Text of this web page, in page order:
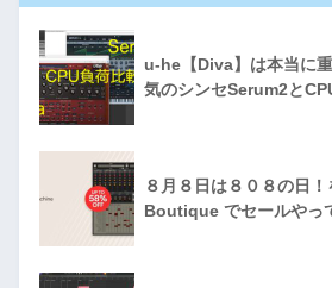
u-he【Diva】は本当に
気のシンセSerum2と
８月８日は８０８の日
Boutique でセールやっ